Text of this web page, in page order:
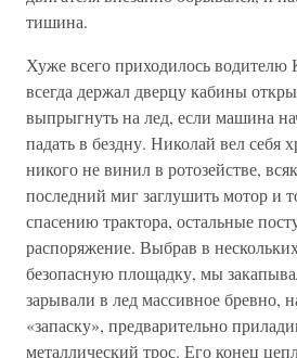
тишина.
Хуже всего приходилось водителю
всегда держал дверцу кабины
выпрыгнуть на лед, если машина
падать в бездну. Николай вел себя
никого не винил в ротозействе,
последний миг заглушить мотор и
спасению трактора, остальные
распоряжение. Выбрав в
безопасную площадку, мы
зарывали в лед массивное бревно,
«запаску», предварительно
металлический трос. Его конец